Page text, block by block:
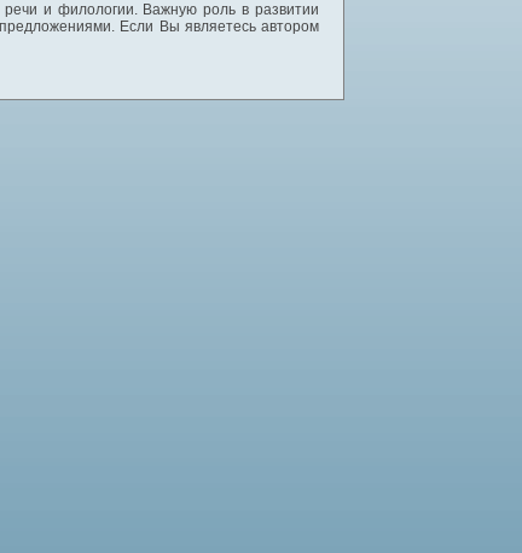
речи и филологии. Важную роль в развитии
Если Вы являетесь автором